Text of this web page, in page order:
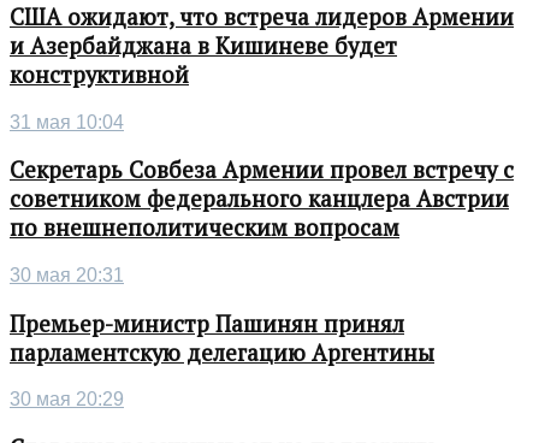
США ожидают, что встреча лидеров Армении
и Азербайджана в Кишиневе будет
конструктивной
31 мая 10:04
Секретарь Совбеза Армении провел встречу с
советником федерального канцлера Австрии
по внешнеполитическим вопросам
30 мая 20:31
Премьер-министр Пашинян принял
парламентскую делегацию Аргентины
30 мая 20:29